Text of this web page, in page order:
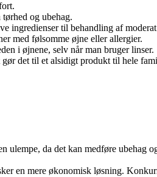
og ubehag.
ingredienser til behandling af
med følsomme øjne eller allergier.
i øjnene, selv når man bruger linser.
det til et alsidigt produkt til hele
da det kan medføre ubehag
en mere økonomisk løsning.